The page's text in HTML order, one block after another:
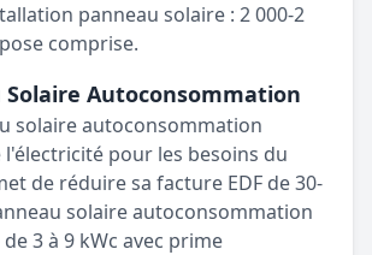
panneau solaire : 2 000-2
comprise.
Solaire Autoconsommation
solaire autoconsommation
pour les besoins du
de réduire sa facture EDF de 30-
solaire autoconsommation
3 à 9 kWc avec prime